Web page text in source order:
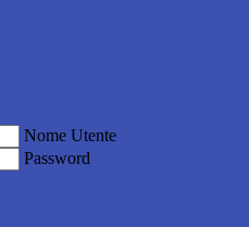
Nome Utente
Password